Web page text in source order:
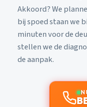
Akkoord? We
bij spoed staan we
minuten voor de
stellen we de
de aanpak.